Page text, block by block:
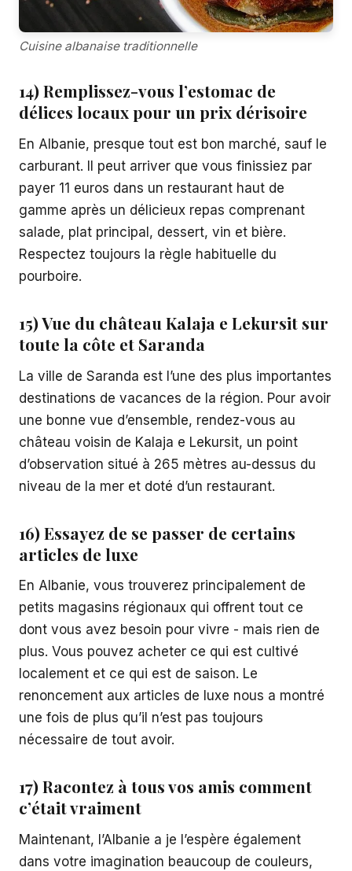
Cuisine albanaise traditionnelle
14) Remplissez-vous l’estomac de
délices locaux pour un prix dérisoire
En Albanie, presque tout est bon marché, sauf le
carburant. Il peut arriver que vous finissiez par
payer 11 euros dans un restaurant haut de
gamme après un délicieux repas comprenant
salade, plat principal, dessert, vin et bière.
Respectez toujours la règle habituelle du
pourboire.
15) Vue du château Kalaja e Lekursit sur
toute la côte et Saranda
La ville de Saranda est l’une des plus importantes
destinations de vacances de la région. Pour avoir
une bonne vue d’ensemble, rendez-vous au
château voisin de Kalaja e Lekursit, un point
d’observation situé à 265 mètres au-dessus du
niveau de la mer et doté d’un restaurant.
16) Essayez de se passer de certains
articles de luxe
En Albanie, vous trouverez principalement de
petits magasins régionaux qui offrent tout ce
dont vous avez besoin pour vivre - mais rien de
plus. Vous pouvez acheter ce qui est cultivé
localement et ce qui est de saison. Le
renoncement aux articles de luxe nous a montré
une fois de plus qu’il n’est pas toujours
nécessaire de tout avoir.
17) Racontez à tous vos amis comment
c’était vraiment
Maintenant, l’Albanie a je l’espère également
dans votre imagination beaucoup de couleurs,